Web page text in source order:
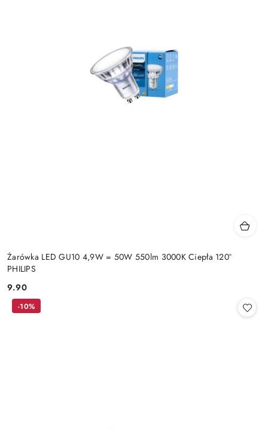
Żarówka LED GU10 4,9W = 50W 550lm 3000K Ciepła 120°
PHILIPS
Cena:
9.90
-10%